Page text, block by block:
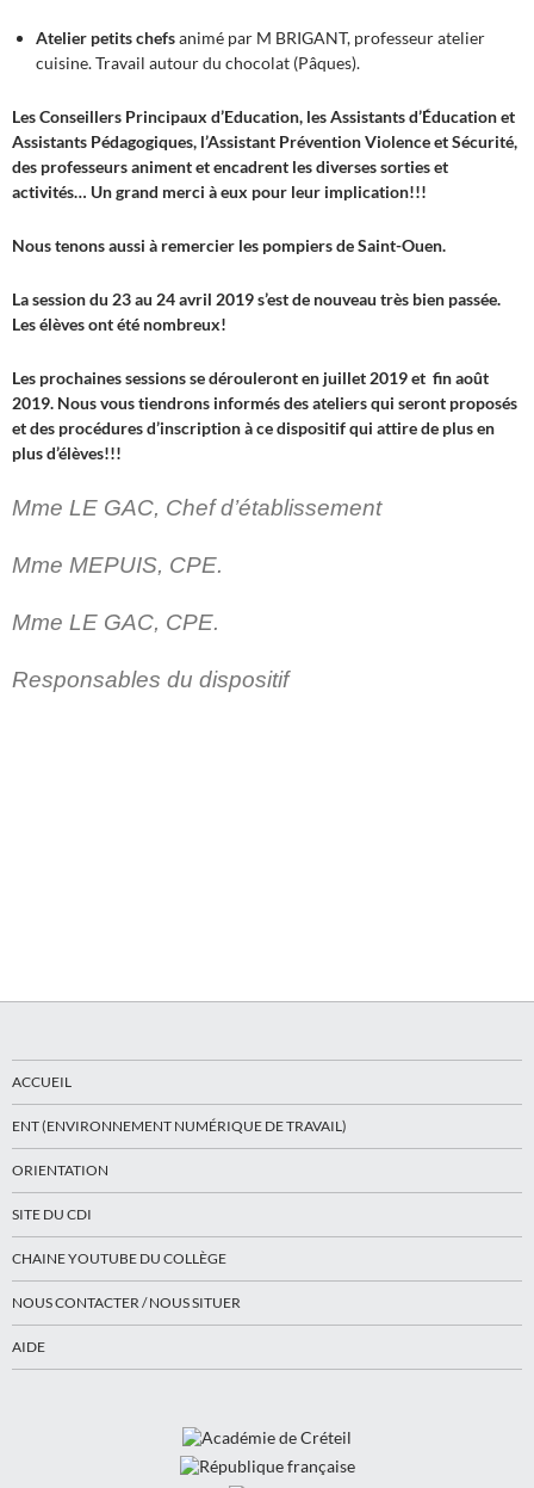
Atelier petits chefsanimé par M BRIGANT, professeur atelier
cuisine. Travail autour du chocolat (Pâques).
Les Conseillers Principaux d’Education, les Assistants d’Éducation et
Assistants Pédagogiques, l’Assistant Prévention Violence et Sécurité,
des professeurs animent et encadrent les diverses sorties et
activités… Un grand merci à eux pour leur implication!!!
Nous tenons aussi à remercier les pompiers de Saint-Ouen.
La session du 23 au 24 avril 2019 s’est de nouveau très bien passée.
Les élèves ont été nombreux!
Les prochaines sessions se dérouleront en juillet 2019 et fin août
2019. Nous vous tiendrons informés des ateliers qui seront proposés
et des procédures d’inscription à ce dispositif qui attire de plus en
plus d’élèves!!!
Mme LE GAC, Chef d’établissement
Mme MEPUIS, CPE.
Mme LE GAC, CPE.
Responsables du dispositif
ACCUEIL
ENT (ENVIRONNEMENT NUMÉRIQUE DE TRAVAIL)
ORIENTATION
SITE DU CDI
CHAINE YOUTUBE DU COLLÈGE
NOUS CONTACTER / NOUS SITUER
AIDE